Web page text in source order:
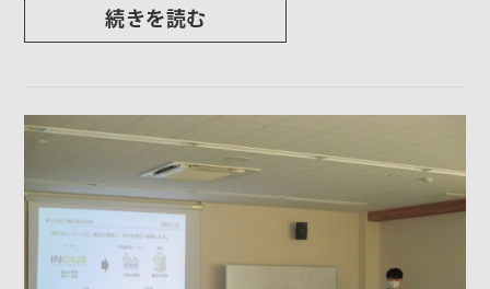
続きを読む